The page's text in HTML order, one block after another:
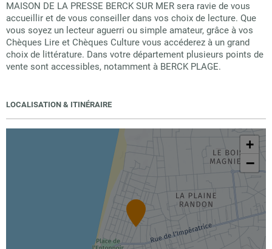
MAISON DE LA PRESSE BERCK SUR MER sera ravie de vous
accueillir et de vous conseiller dans vos choix de lecture. Que
vous soyez un lecteur aguerri ou simple amateur, grâce à vos
Chèques Lire et Chèques Culture vous accéderez à un grand
choix de littérature. Dans votre département plusieurs points de
vente sont accessibles, notamment à BERCK PLAGE.
LOCALISATION & ITINÉRAIRE
+
−